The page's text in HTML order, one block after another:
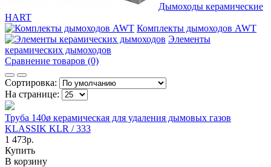
Дымоходы керамические
HART
Комплекты дымоходов AWT
Элементы
керамических дымоходов
Сравнение товаров (0)
Сортировка:
На странице:
Труба 140ø керамическая для удаления дымовых газов
KLASSIK KLR / 333
1 473р.
Купить
В корзину